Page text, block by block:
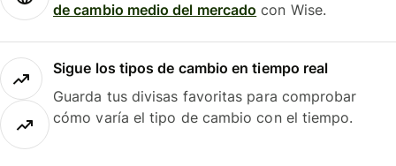
de cambio medio del mercado con Wise.
Sigue los tipos de cambio en tiempo real
Guarda tus divisas favoritas para comprobar
cómo varía el tipo de cambio con el tiempo.